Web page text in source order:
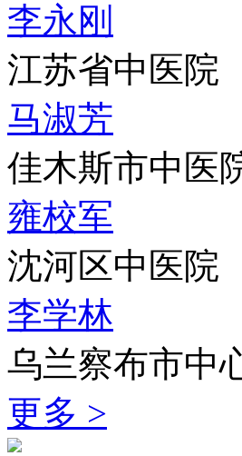
李永刚
江苏省中医院
马淑芳
佳木斯市中医
雍校军
沈河区中医院
李学林
乌兰察布市中
更多 >